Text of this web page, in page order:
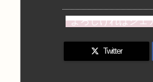
st
o
d
e
s
k
よろしければシェ
Twitter